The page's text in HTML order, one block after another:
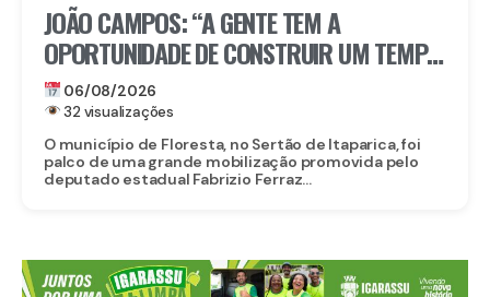
JOÃO CAMPOS: “A GENTE TEM A
OPORTUNIDADE DE CONSTRUIR UM TEMPO
BOM PELA FRENTE”
06/08/2026
32 visualizações
O município de Floresta, no Sertão de Itaparica, foi
palco de uma grande mobilização promovida pelo
deputado estadual Fabrizio Ferraz...